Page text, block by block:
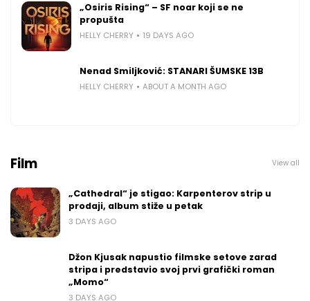
„Osiris Rising“ – SF noar koji se ne
propušta
HELLY CHERRY 19 DAYS AGO
Nenad Smiljković: STANARI ŠUMSKE 13B
HELLY CHERRY ABOUT A MONTH AGO
Film View all
„Cathedral“ je stigao: Karpenterov strip u
prodaji, album stiže u petak
3 DAYS AGO
Džon Kjusak napustio filmske setove zarad
stripa i predstavio svoj prvi grafički roman
„Momo“
3 DAYS AGO